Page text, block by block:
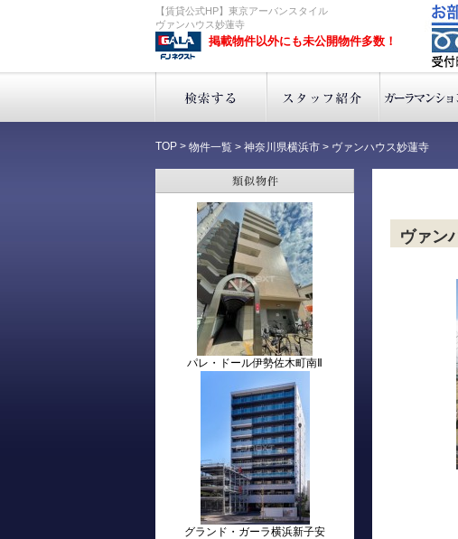
【賃貸公式HP】東京アーバンスタイル
ヴァンハウス妙蓮寺
掲載物件以外にも未公開物件多数！
TOP > 物件一覧 > 神奈川県横浜市 > ヴァンハウス妙蓮寺
パレ・ドール伊勢佐木町南Ⅱ
グランド・ガーラ横浜新子安
ヴァン